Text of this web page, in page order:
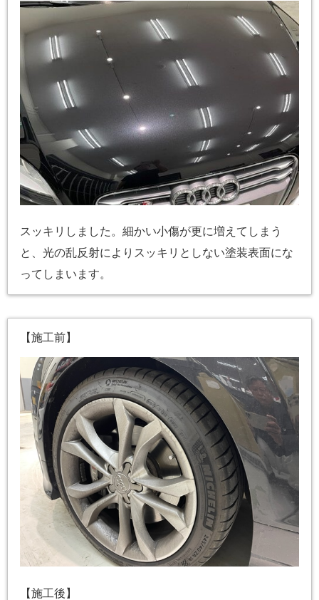
スッキリしました。細かい小傷が更に増えてしまう
と、光の乱反射によりスッキリとしない塗装表面にな
ってしまいます。
【施工前】
【施工後】